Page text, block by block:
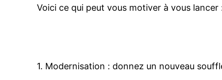
Voici ce qui peut vous motiver à vous lancer
1. Modernisation : donnez un nouveau